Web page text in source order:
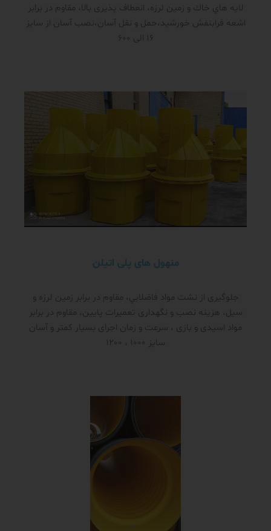
لايه هاي خاك و زمين لرزه، انعطاف پذیری بالا، مقاوم در برابر
اشعه فرابنفش خورشید،حمل و نقل آسان،نصب آسان از سایز
16 الی 600
منهول های پلی اتیلن
جلوگیری از نشت مواد فاضلابي، مقاوم در برابر زمین لرزه و
سیل، هزینه نصب و نگهداری تعمیرات پایین، مقاوم در برابر
مواد اسیدی و بازی ، سرعت و زمان اجرای بسیار کمتر و آسان
سایز 1000 ، 1200